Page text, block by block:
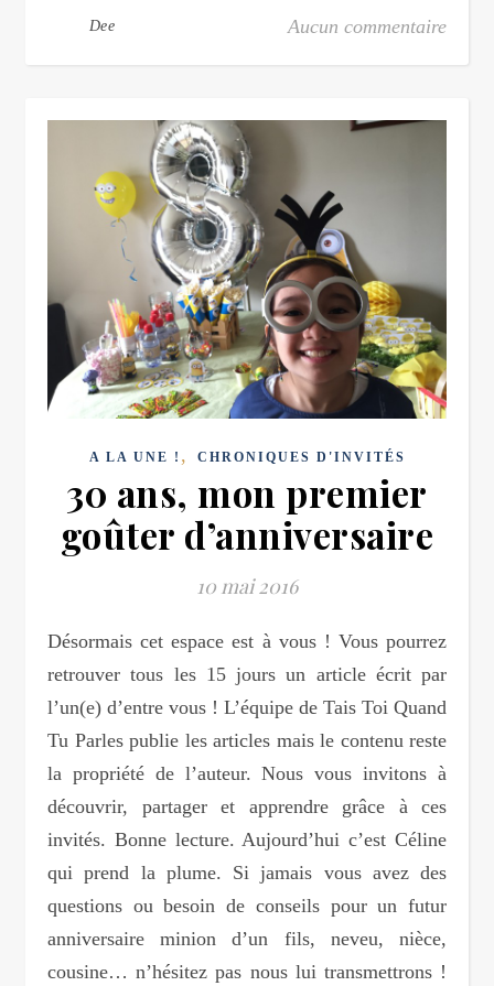
Dee Aucun commentaire
A LA UNE ! , CHRONIQUES D'INVITÉS
30 ans, mon premier
goûter d’anniversaire
10 mai 2016
Désormais cet espace est à vous ! Vous pourrez
retrouver tous les 15 jours un article écrit par
l’un(e) d’entre vous ! L’équipe de Tais Toi Quand
Tu Parles publie les articles mais le contenu reste
la propriété de l’auteur. Nous vous invitons à
découvrir, partager et apprendre grâce à ces
invités. Bonne lecture. Aujourd’hui c’est Céline
qui prend la plume. Si jamais vous avez des
questions ou besoin de conseils pour un futur
anniversaire minion d’un fils, neveu, nièce,
cousine… n’hésitez pas nous lui transmettrons !